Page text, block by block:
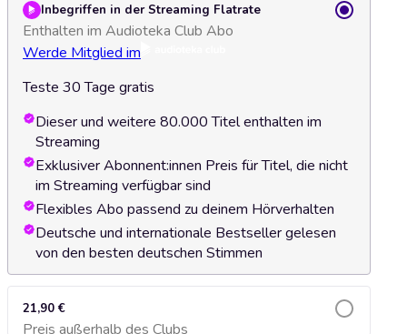
Inbegriffen in der Streaming Flatrate
Enthalten im Audioteka Club Abo
Werde Mitglied im
Teste 30 Tage gratis
Dieser und weitere 80.000 Titel enthalten im
Streaming
Exklusiver Abonnent:innen Preis für Titel, die nicht
im Streaming verfügbar sind
Flexibles Abo passend zu deinem Hörverhalten
Deutsche und internationale Bestseller gelesen
von den besten deutschen Stimmen
21,90 €
Preis außerhalb des Clubs